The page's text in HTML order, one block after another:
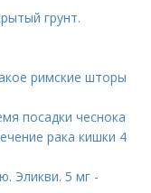
грунт.
римские шторы
посадки чеснока
рака кишки 4
Эликви. 5 мг -